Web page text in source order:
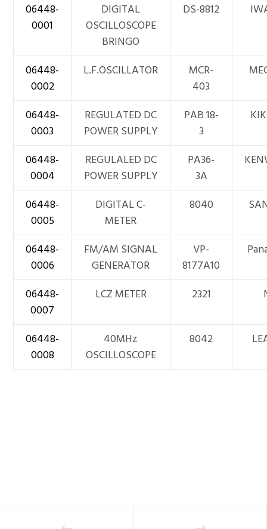
06448-
0001
DIGITAL
OSCILLOSCOPE
BRINGO
DS-8812
06448-
0002
L.F.OSCILLATOR
MCR-
403
06448-
0003
REGULATED DC
POWER SUPPLY
PAB 18-
3
06448-
0004
REGULALED DC
POWER SUPPLY
PA36-
3A
06448-
0005
DIGITAL C-
METER
8040
06448-
0006
FM/AM SIGNAL
GENERATOR
VP-
8177A10
06448-
0007
LCZ METER 2321
06448-
0008
40MHz
OSCILLOSCOPE
8042